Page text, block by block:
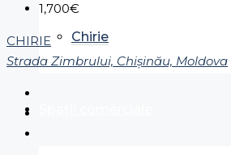
Chirie
1,700€
CHIRIE
Strada Zimbrului, Chișinău, Moldova